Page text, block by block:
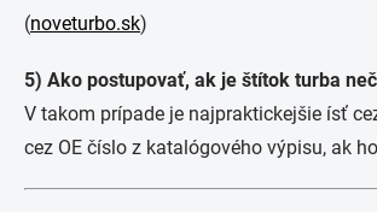
(noveturbo.sk)
5) Ako postupovať, ak je štítok turba
V takom prípade je najpraktickejšie ísť
cez OE číslo z katalógového výpisu, ak